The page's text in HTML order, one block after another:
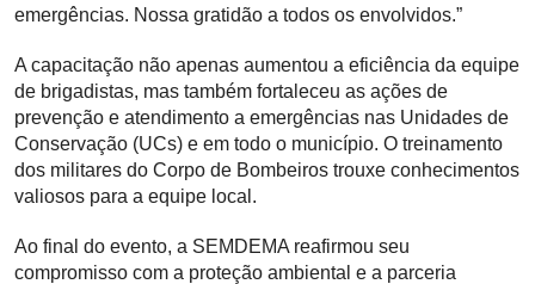
emergências. Nossa gratidão a todos os envolvidos.”
A capacitação não apenas aumentou a eficiência da equipe
de brigadistas, mas também fortaleceu as ações de
prevenção e atendimento a emergências nas Unidades de
Conservação (UCs) e em todo o município. O treinamento
dos militares do Corpo de Bombeiros trouxe conhecimentos
valiosos para a equipe local.
Ao final do evento, a SEMDEMA reafirmou seu
compromisso com a proteção ambiental e a parceria